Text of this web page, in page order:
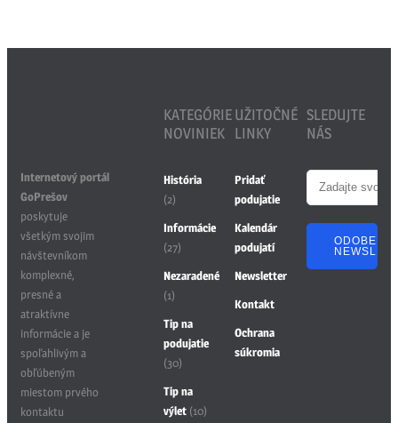
Internetový portál
GoPrešov
poskytuje
všetkým svojim
návštevníkom
komplexné,
presné a
atraktívne
informácie a je
spoľahlivým a
obľúbeným
miestom prvého
kontaktu
KATEGÓRIE
NOVINIEK
História
(2)
Informácie
(27)
Nezaradené
(1)
Tip na
podujatie
(30)
Tip na
výlet(10)
UŽITOČNÉ
LINKY
Pridať
podujatie
Kalendár
podujatí
Newsletter
Kontakt
Ochrana
súkromia
SLEDUJTE
NÁS